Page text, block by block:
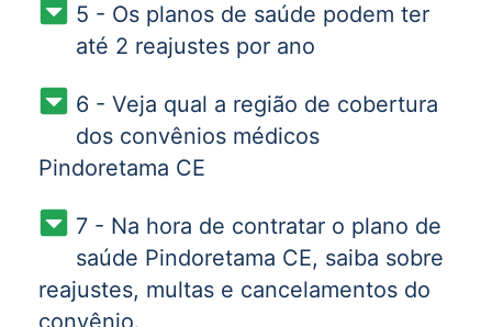
5 - Os planos de saúde podem ter
até 2 reajustes por ano
6 - Veja qual a região de cobertura
dos convênios médicos
Pindoretama CE
7 - Na hora de contratar o plano de
saúde Pindoretama CE, saiba sobre
reajustes, multas e cancelamentos do